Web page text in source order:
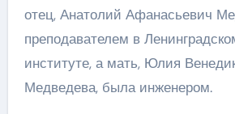
отец, Анатолий Афанасьевич
преподавателем в
институте, а мать, Юлия
Медведева, была инженером.